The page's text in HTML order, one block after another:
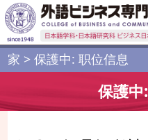
家 >保護中: 职位信息
保護